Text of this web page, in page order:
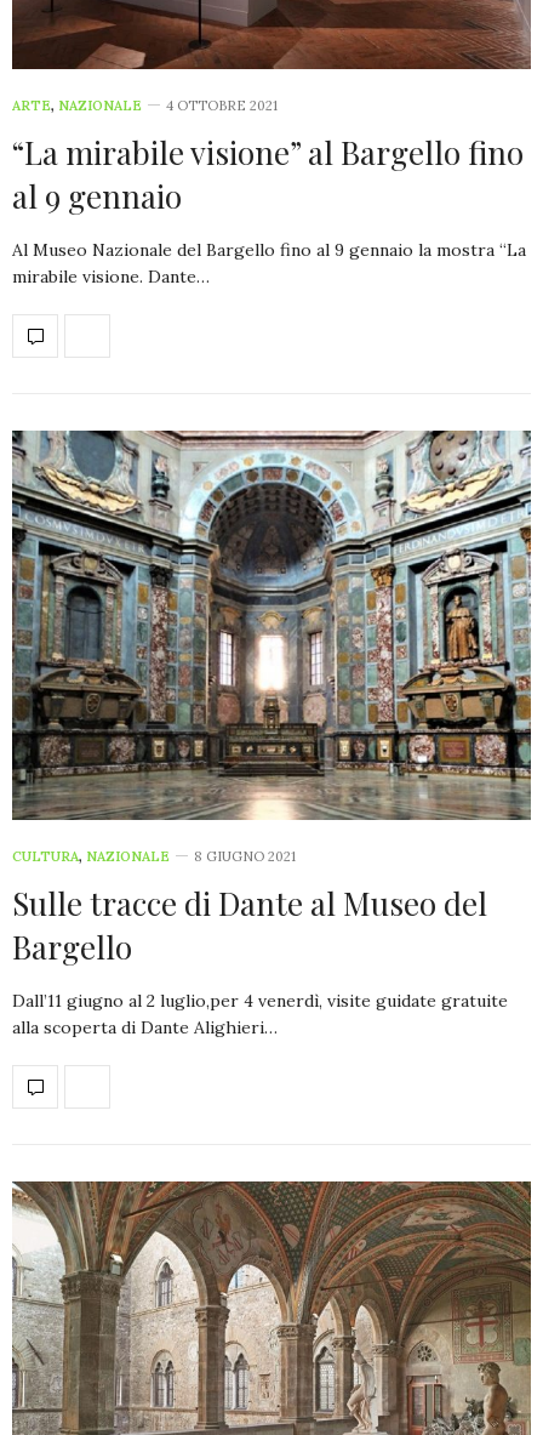
ARTE, NAZIONALE 4 OTTOBRE 2021
“La mirabile visione” al Bargello fino
al 9 gennaio
Al Museo Nazionale del Bargello fino al 9 gennaio la mostra “La
mirabile visione. Dante…
CULTURA, NAZIONALE 8 GIUGNO 2021
Sulle tracce di Dante al Museo del
Bargello
Dall’11 giugno al 2 luglio,per 4 venerdì, visite guidate gratuite
alla scoperta di Dante Alighieri…